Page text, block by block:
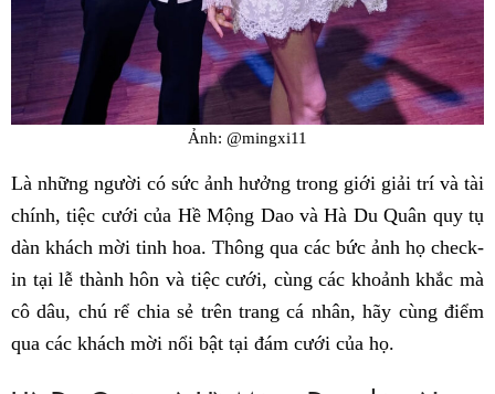
Ảnh: @mingxi11
Là những người có sức ảnh hưởng trong giới giải trí và tài
chính, tiệc cưới của Hề Mộng Dao và Hà Du Quân quy tụ
dàn khách mời tinh hoa. Thông qua các bức ảnh họ check-
in tại lễ thành hôn và tiệc cưới, cùng các khoảnh khắc mà
cô dâu, chú rể chia sẻ trên trang cá nhân, hãy cùng điểm
qua các khách mời nổi bật tại đám cưới của họ.